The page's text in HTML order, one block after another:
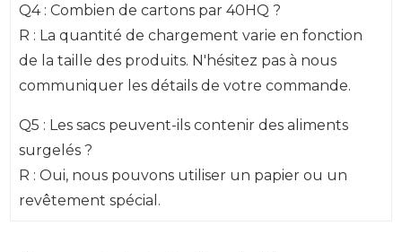
Q4 : Combien de cartons par 40HQ ?
R : La quantité de chargement varie en fonction
de la taille des produits. N'hésitez pas à nous
communiquer les détails de votre commande.
Q5 : Les sacs peuvent-ils contenir des aliments
surgelés ?
R : Oui, nous pouvons utiliser un papier ou un
revêtement spécial.